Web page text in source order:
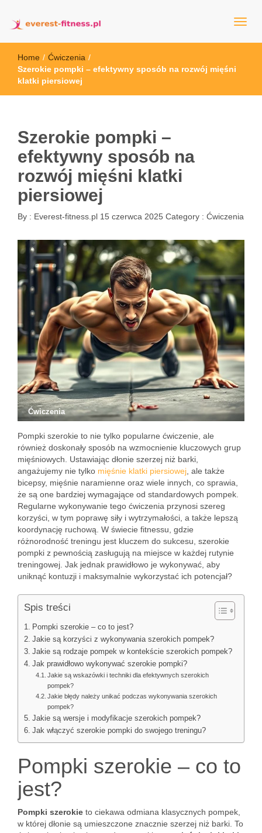
everest-fitness.pl
Home / Ćwiczenia /
Szerokie pompki – efektywny sposób na rozwój mięśni
klatki piersiowej
Szerokie pompki –
efektywny sposób na
rozwój mięśni klatki
piersiowej
By : Everest-fitness.pl 15 czerwca 2025 Category : Ćwiczenia
Ćwiczenia
Pompki szerokie to nie tylko popularne ćwiczenie, ale
również doskonały sposób na wzmocnienie kluczowych grup
mięśniowych. Ustawiając dłonie szerzej niż barki,
angażujemy nie tylko mięśnie klatki piersiowej , ale także
bicepsy, mięśnie naramienne oraz wiele innych, co sprawia,
że są one bardziej wymagające od standardowych pompek.
Regularne wykonywanie tego ćwiczenia przynosi szereg
korzyści, w tym poprawę siły i wytrzymałości, a także lepszą
koordynację ruchową. W świecie fitnessu, gdzie
różnorodność treningu jest kluczem do sukcesu, szerokie
pompki z pewnością zasługują na miejsce w każdej rutynie
treningowej. Jak jednak prawidłowo je wykonywać, aby
uniknąć kontuzji i maksymalnie wykorzystać ich potencjał?
Spis treści
Pompki szerokie – co to jest?
Jakie są korzyści z wykonywania szerokich pompek?
Jakie są rodzaje pompek w kontekście szerokich pompek?
Jak prawidłowo wykonywać szerokie pompki?
Jakie są wskazówki i techniki dla efektywnych szerokich
pompek?
Jakie błędy należy unikać podczas wykonywania szerokich
pompek?
Jakie są wersje i modyfikacje szerokich pompek?
Jak włączyć szerokie pompki do swojego treningu?
Pompki szerokie – co to
jest?
Pompki szerokie to ciekawa odmiana klasycznych pompek,
w której dłonie są umieszczone znacznie szerzej niż barki. To